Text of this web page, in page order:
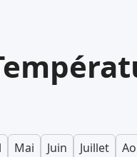
Mai Juin Juillet